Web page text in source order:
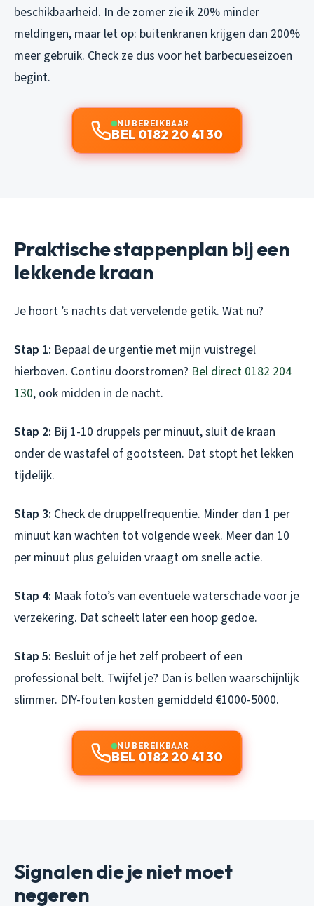
beschikbaarheid. In de zomer zie ik 20% minder
meldingen, maar let op: buitenkranen krijgen dan 200%
meer gebruik. Check ze dus voor het barbecueseizoen
begint.
NU BEREIKBAAR
BEL 0182 20 41 30
Praktische stappenplan bij een
lekkende kraan
Je hoort ’s nachts dat vervelende getik. Wat nu?
Stap 1: Bepaal de urgentie met mijn vuistregel
hierboven. Continu doorstromen? Bel direct 0182 204
130, ook midden in de nacht.
Stap 2: Bij 1-10 druppels per minuut, sluit de kraan
onder de wastafel of gootsteen. Dat stopt het lekken
tijdelijk.
Stap 3: Check de druppelfrequentie. Minder dan 1 per
minuut kan wachten tot volgende week. Meer dan 10
per minuut plus geluiden vraagt om snelle actie.
Stap 4: Maak foto’s van eventuele waterschade voor je
verzekering. Dat scheelt later een hoop gedoe.
Stap 5: Besluit of je het zelf probeert of een
professional belt. Twijfel je? Dan is bellen waarschijnlijk
slimmer. DIY-fouten kosten gemiddeld €1000-5000.
NU BEREIKBAAR
BEL 0182 20 41 30
Signalen die je niet moet
negeren